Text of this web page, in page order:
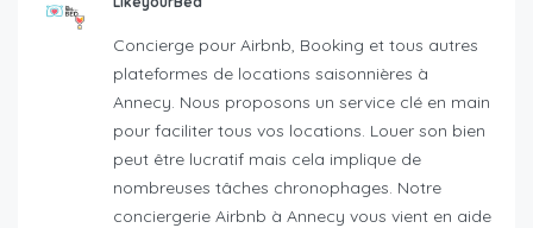
Concierge pour Airbnb, Booking et tous autres
plateformes de locations saisonnières à
Annecy. Nous proposons un service clé en main
pour faciliter tous vos locations. Louer son bien
peut être lucratif mais cela implique de
nombreuses tâches chronophages. Notre
conciergerie Airbnb à Annecy vous vient en aide